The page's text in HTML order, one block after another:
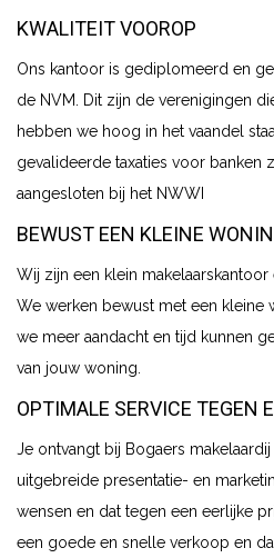
KWALITEIT VOOROP
Ons kantoor is gediplomeerd en
de NVM. Dit zijn de verenigingen
hebben we hoog in het vaandel
gevalideerde taxaties voor banken
aangesloten bij het NWWI
BEWUST EEN KLEINE
Wij zijn een klein
We werken bewust met een
we meer aandacht en tijd kunnen
van jouw woning.
OPTIMALE SERVICE TEGEN
Je ontvangt bij Bogaers
uitgebreide presentatie- en
wensen en dat tegen een eerlijke
een goede en snelle verkoop en